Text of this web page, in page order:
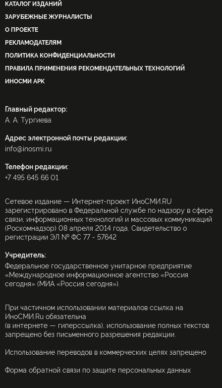
КАТАЛОГ ИЗДАНИЙ
ЗАРУБЕЖНЫЕ ЖУРНАЛИСТЫ
О ПРОЕКТЕ
РЕКЛАМОДАТЕЛЯМ
ПОЛИТИКА КОНФИДЕНЦИАЛЬНОСТИ
ПРАВИЛА ПРИМЕНЕНИЯ РЕКОМЕНДАТЕЛЬНЫХ ТЕХНОЛОГИЙ
ИНОСМИ APK
Главный редактор:
А. А. Тургиева
Адрес электронной почты редакции:
info@inosmi.ru
Телефон редакции:
+7 495 645 66 01
Сетевое издание — Интернет-проект ИноСМИ.RU
зарегистрировано в Федеральной службе по надзору в сфере
связи, информационных технологий и массовых коммуникаций
(Роскомнадзор) 08 апреля 2014 года. Свидетельство о
регистрации ЭЛ № ФС 77 - 57642
Учредитель:
Федеральное государственное унитарное предприятие
«Международное информационное агентство «Россия
сегодня» (МИА «Россия сегодня»).
При частичном использовании материалов ссылка на
ИноСМИ.Ru обязательна
(в интернете — гиперссылка), использование полных текстов
запрещено без письменного разрешения редакции.
Использование переводов в коммерческих целях запрещено
Форма обратной связи по защите персональных данных